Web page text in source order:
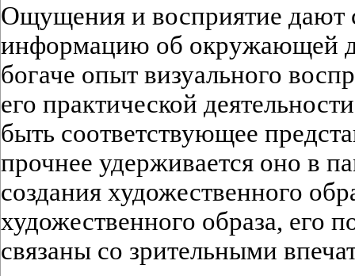
Ощущения и восприятие дают
информацию об окружающей
богаче опыт визуального
его практической
быть соответствующее
прочнее удерживается оно в
создания художественного
художественного образа, его
связаны со зрительными